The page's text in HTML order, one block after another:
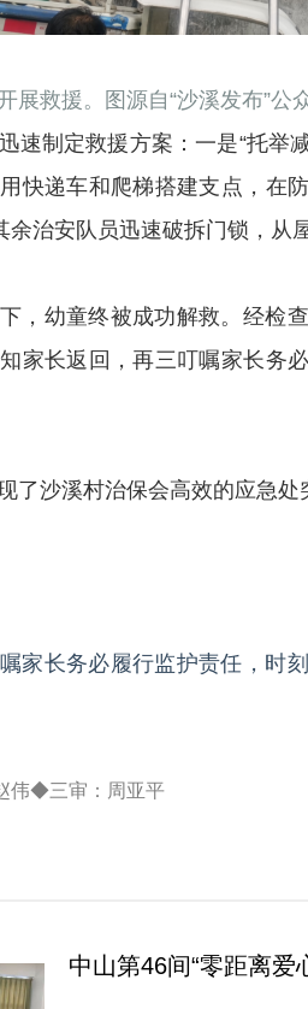
展救援。图源自“沙溪发布”公
速制定救援方案：一是“托举
快递车和爬梯搭建支点，在
余治安队员迅速破拆门锁，从
，幼童终被成功解救。经检
家长返回，再三叮嘱家长务
了沙溪村治保会高效的应急处
家长务必履行监护责任，时
伟◆三审：周亚平
中山第46间“零距离爱